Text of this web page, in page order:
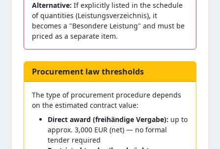
Alternative: If explicitly listed in the schedule
of quantities (Leistungsverzeichnis), it
becomes a "Besondere Leistung" and must be
priced as a separate item.
Procurement law thresholds
The type of procurement procedure depends
on the estimated contract value:
Direct award (freihändige Vergabe): up to
approx. 3,000 EUR (net) — no formal
tender required